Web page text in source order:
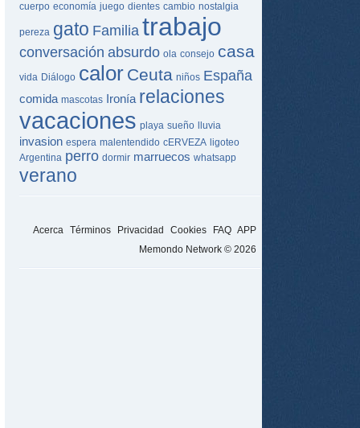
cuerpo economía juego dientes cambio nostalgia
pereza gato Familia trabajo
conversación absurdo ola consejo casa
vida Diálogo calor Ceuta niños España
comida mascotas Ironía relaciones
vacaciones playa sueño lluvia
invasion espera malentendido cERVEZA ligoteo
Argentina perro dormir marruecos whatsapp
verano
Acerca Términos Privacidad Cookies FAQ APP
Memondo Network © 2026